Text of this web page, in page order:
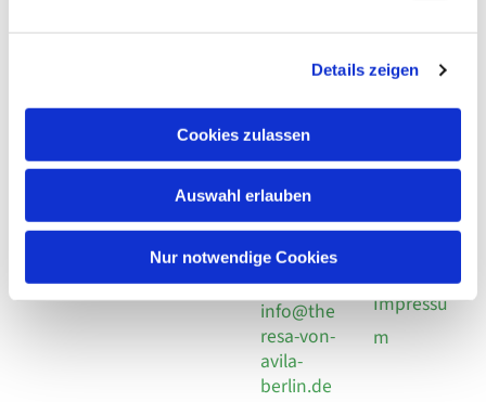
Details zeigen
Cookies zulassen
Auswahl erlauben
Nur notwendige Cookies
Adresse
Kirchengemeinde Pfarrei
Hl. Theresa von Avila Berlin
Nordost
Leitender Pfarrer - Norbert
Pomplun
13086 Berlin
Kont
Telefon
+49 30
924 64 28
30 924 54
18
E-Mail
info@the
resa-von-
avila-
berlin.de
Links
Datensch
Datensch
Social
Impressu
m